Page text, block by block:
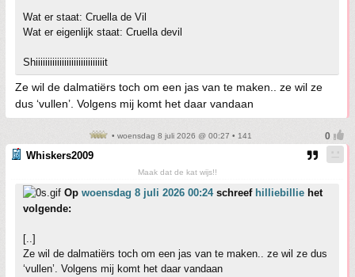
Wat er staat: Cruella de Vil
Wat er eigenlijk staat: Cruella devil
Shiiiiiiiiiiiiiiiiiiiiiiiiiiiiit
Ze wil de dalmatiërs toch om een jas van te maken.. ze wil ze
dus ‘vullen’. Volgens mij komt het daar vandaan
• woensdag 8 juli 2026 @ 00:27 • 141
Whiskers2009
Maak dat de kat wijs!!
Op woensdag 8 juli 2026 00:24schreef hilliebillie het
volgende:
[..]
Ze wil de dalmatiërs toch om een jas van te maken.. ze wil ze dus
‘vullen’. Volgens mij komt het daar vandaan